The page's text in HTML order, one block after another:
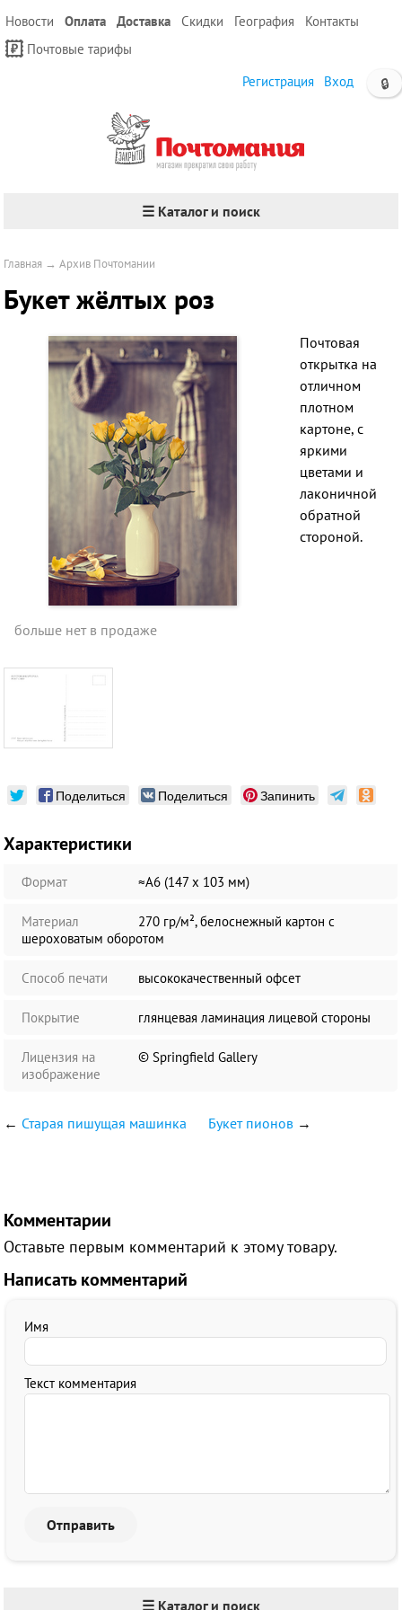
Новости Оплата Доставка Скидки География
Контакты
Почтовые тарифы
🔒
Регистрация Вход
☰ Каталог и поиск
Главная →Архив Почтомании
Букет жёлтых роз
Почтовая
открытка на
отличном
плотном
картоне, с
яркими
цветами и
лаконичной
обратной
стороной.
больше нет в продаже
Поделиться Поделиться Запинить
Характеристики
Формат ≈А6 (147 х 103 мм)
Материал
270 гр/м², белоснежный картон с
шероховатым оборотом
Способ печати высококачественный офсет
Покрытие глянцевая ламинация лицевой стороны
Лицензия на
изображение
© Springfield Gallery
← Старая пишущая машинка Букет пионов →
Комментарии
Оставьте первым комментарий к этому товару.
Написать комментарий
Имя
Текст комментария
☰ Каталог и поиск